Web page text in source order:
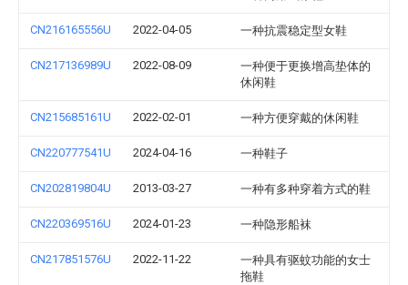
CN216165556U 2022-04-05 一种抗震稳定型女鞋
CN217136989U 2022-08-09
一种便于更换增高垫体的
休闲鞋
CN215685161U 2022-02-01 一种方便穿戴的休闲鞋
CN220777541U 2024-04-16 一种鞋子
CN202819804U 2013-03-27 一种有多种穿着方式的鞋
CN220369516U 2024-01-23 一种隐形船袜
CN217851576U 2022-11-22
一种具有驱蚊功能的女士
拖鞋